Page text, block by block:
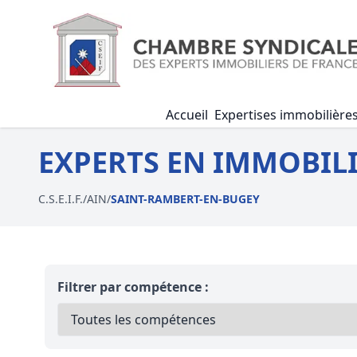
Accueil Expertises immobilières
EXPERTS EN
C.S.E.I.F./AIN/SAINT-RAMBERT-EN-BUGEY
Filtrer par compétence :